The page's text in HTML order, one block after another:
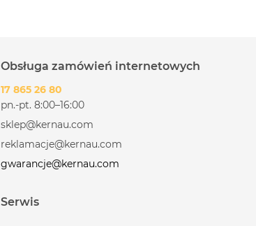
Obsługa zamówień internetowych
17 865 26 80
pn.-pt. 8:00–16:00
sklep@kernau.com
reklamacje@kernau.com
gwarancje@kernau.com
Serwis